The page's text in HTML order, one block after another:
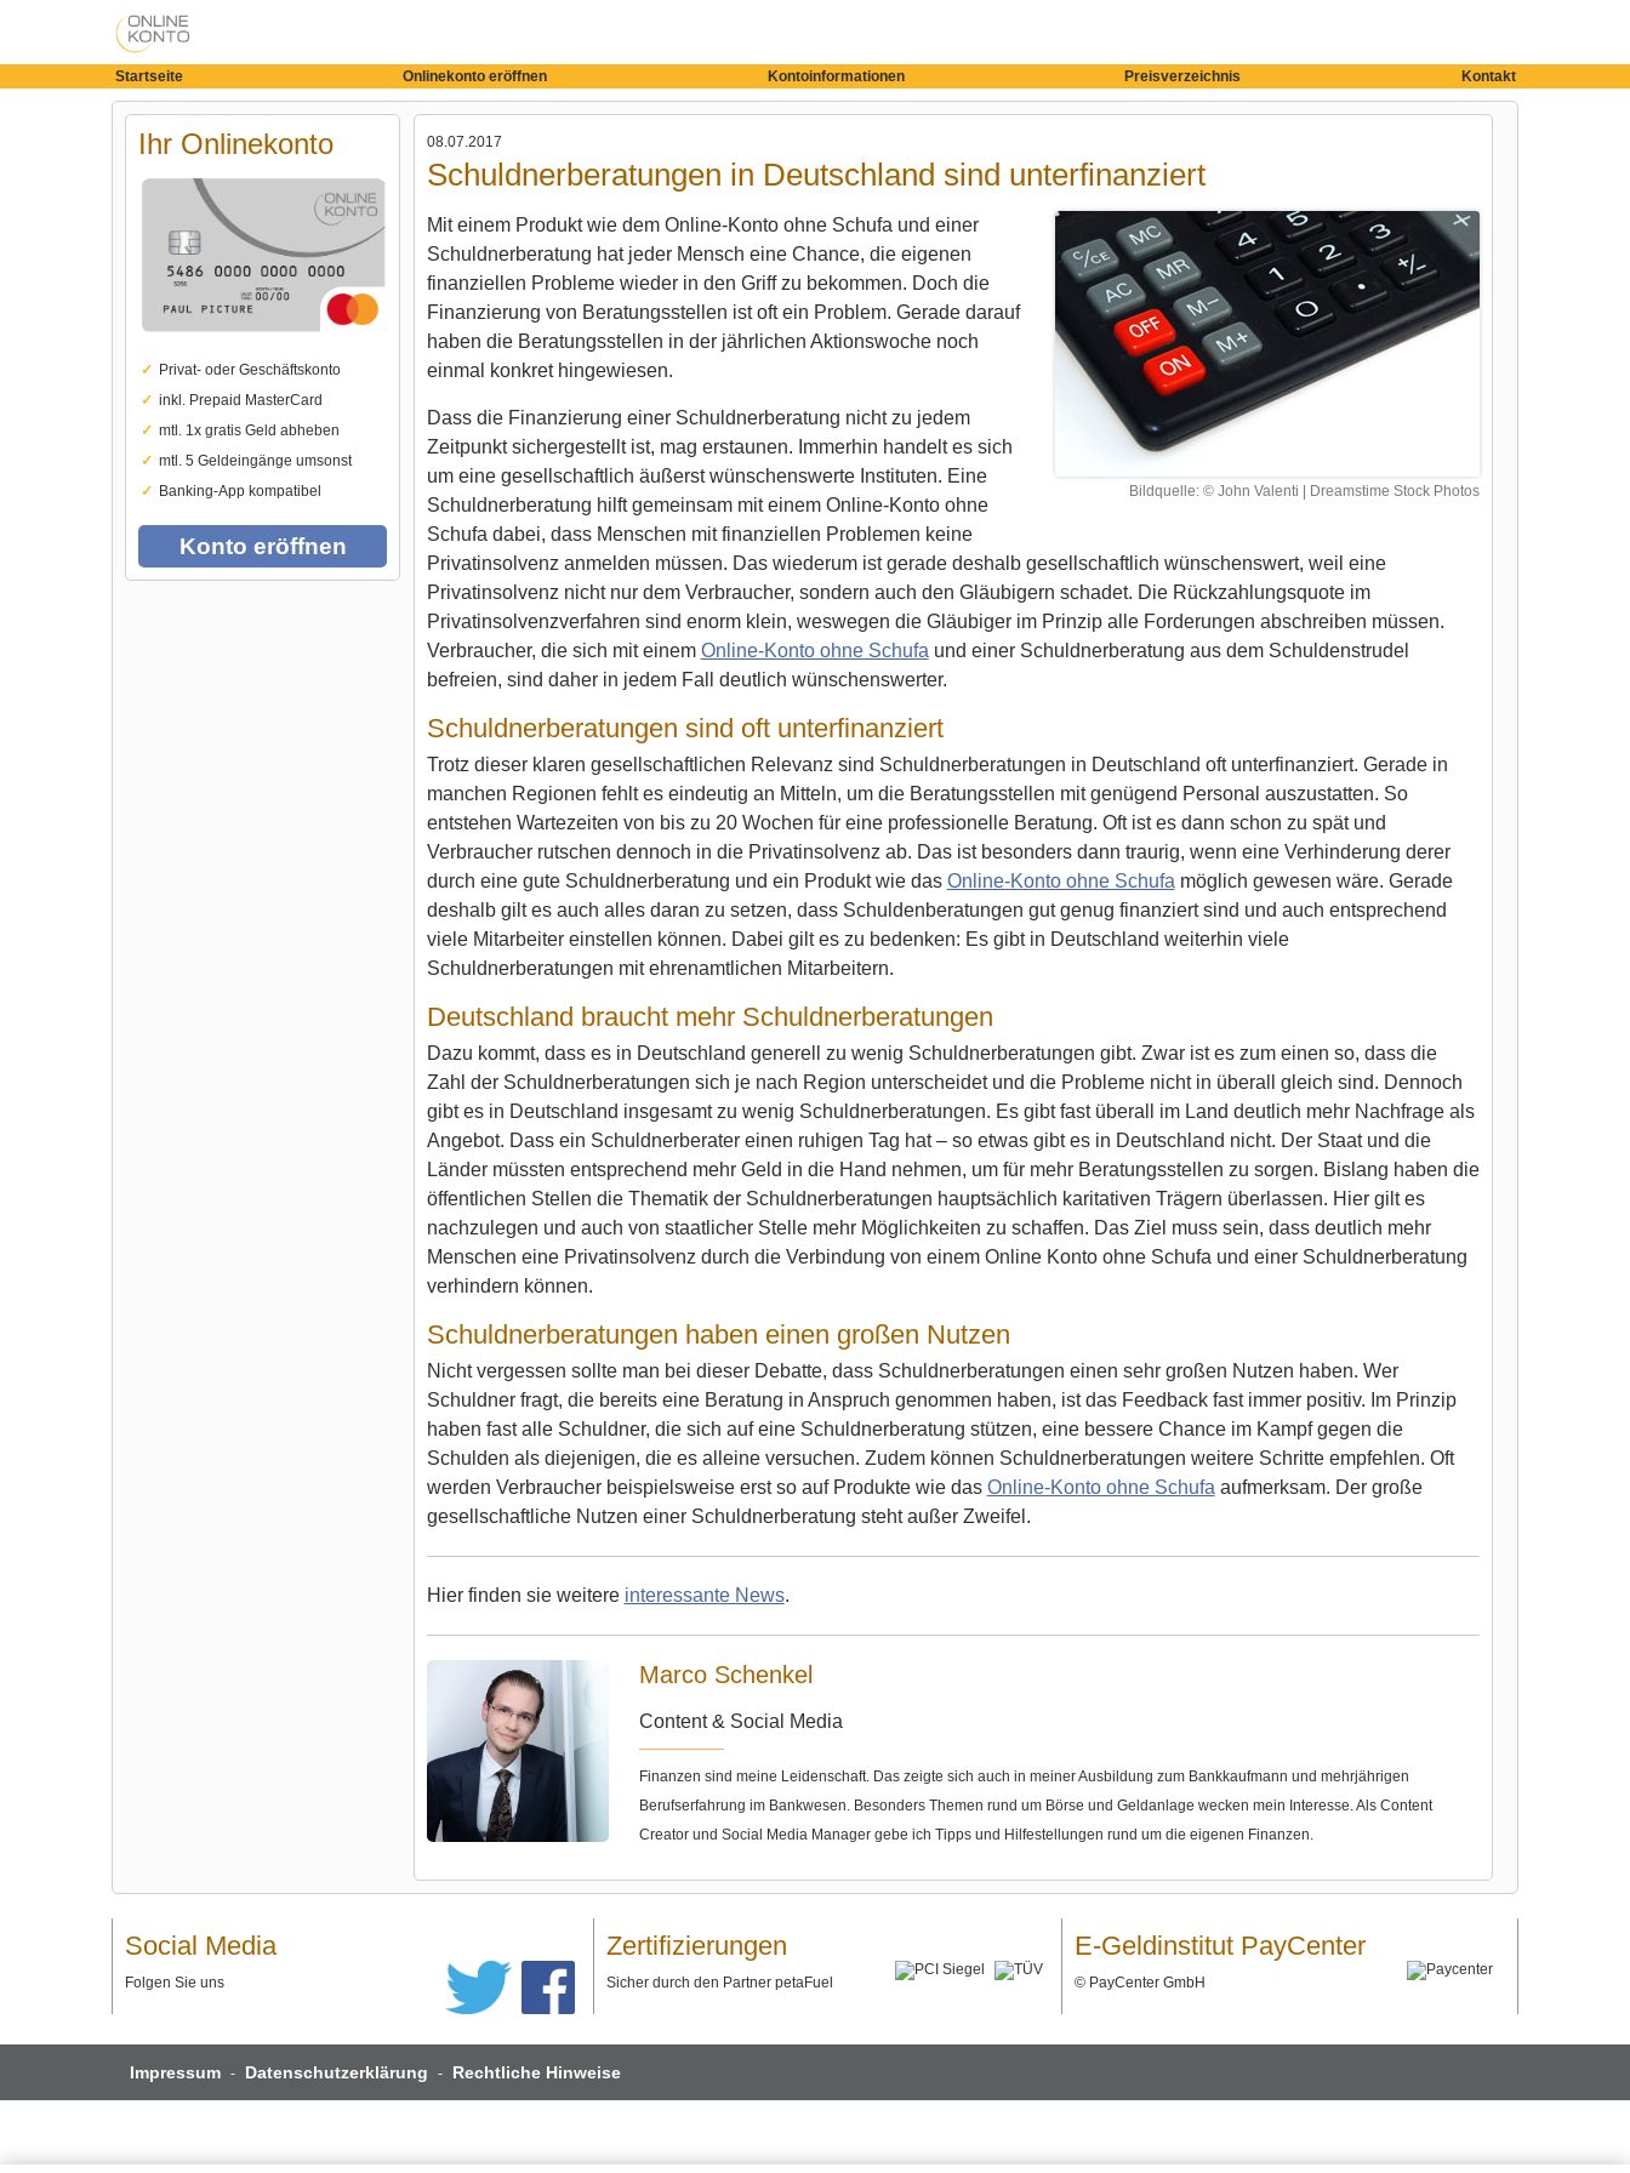
Startseite Onlinekonto eröffnen Kontoinformationen Preisverzeichnis Kontakt
Ihr Onlinekonto
Privat- oder Geschäftskonto
inkl. Prepaid MasterCard
mtl. 1x gratis Geld abheben
mtl. 5 Geldeingänge umsonst
Banking-App kompatibel
Konto eröffnen
08.07.2017
Schuldnerberatungen in Deutschland sind unterfinanziert
Bildquelle: © John Valenti | Dreamstime Stock Photos
Mit einem Produkt wie dem Online-Konto ohne Schufa und einer
Schuldnerberatung hat jeder Mensch eine Chance, die eigenen
finanziellen Probleme wieder in den Griff zu bekommen. Doch die
Finanzierung von Beratungsstellen ist oft ein Problem. Gerade darauf
haben die Beratungsstellen in der jährlichen Aktionswoche noch
einmal konkret hingewiesen.
Dass die Finanzierung einer Schuldnerberatung nicht zu jedem
Zeitpunkt sichergestellt ist, mag erstaunen. Immerhin handelt es sich
um eine gesellschaftlich äußerst wünschenswerte Instituten. Eine
Schuldnerberatung hilft gemeinsam mit einem Online-Konto ohne
Schufa dabei, dass Menschen mit finanziellen Problemen keine
Privatinsolvenz anmelden müssen. Das wiederum ist gerade deshalb gesellschaftlich wünschenswert, weil eine
Privatinsolvenz nicht nur dem Verbraucher, sondern auch den Gläubigern schadet. Die Rückzahlungsquote im
Privatinsolvenzverfahren sind enorm klein, weswegen die Gläubiger im Prinzip alle Forderungen abschreiben müssen.
Verbraucher, die sich mit einem Online-Konto ohne Schufa und einer Schuldnerberatung aus dem Schuldenstrudel
befreien, sind daher in jedem Fall deutlich wünschenswerter.
Schuldnerberatungen sind oft unterfinanziert
Trotz dieser klaren gesellschaftlichen Relevanz sind Schuldnerberatungen in Deutschland oft unterfinanziert. Gerade in
manchen Regionen fehlt es eindeutig an Mitteln, um die Beratungsstellen mit genügend Personal auszustatten. So
entstehen Wartezeiten von bis zu 20 Wochen für eine professionelle Beratung. Oft ist es dann schon zu spät und
Verbraucher rutschen dennoch in die Privatinsolvenz ab. Das ist besonders dann traurig, wenn eine Verhinderung derer
durch eine gute Schuldnerberatung und ein Produkt wie das Online-Konto ohne Schufa möglich gewesen wäre. Gerade
deshalb gilt es auch alles daran zu setzen, dass Schuldenberatungen gut genug finanziert sind und auch entsprechend
viele Mitarbeiter einstellen können. Dabei gilt es zu bedenken: Es gibt in Deutschland weiterhin viele
Schuldnerberatungen mit ehrenamtlichen Mitarbeitern.
Deutschland braucht mehr Schuldnerberatungen
Dazu kommt, dass es in Deutschland generell zu wenig Schuldnerberatungen gibt. Zwar ist es zum einen so, dass die
Zahl der Schuldnerberatungen sich je nach Region unterscheidet und die Probleme nicht in überall gleich sind. Dennoch
gibt es in Deutschland insgesamt zu wenig Schuldnerberatungen. Es gibt fast überall im Land deutlich mehr Nachfrage als
Angebot. Dass ein Schuldnerberater einen ruhigen Tag hat – so etwas gibt es in Deutschland nicht. Der Staat und die
Länder müssten entsprechend mehr Geld in die Hand nehmen, um für mehr Beratungsstellen zu sorgen. Bislang haben die
öffentlichen Stellen die Thematik der Schuldnerberatungen hauptsächlich karitativen Trägern überlassen. Hier gilt es
nachzulegen und auch von staatlicher Stelle mehr Möglichkeiten zu schaffen. Das Ziel muss sein, dass deutlich mehr
Menschen eine Privatinsolvenz durch die Verbindung von einem Online Konto ohne Schufa und einer Schuldnerberatung
verhindern können.
Schuldnerberatungen haben einen großen Nutzen
Nicht vergessen sollte man bei dieser Debatte, dass Schuldnerberatungen einen sehr großen Nutzen haben. Wer
Schuldner fragt, die bereits eine Beratung in Anspruch genommen haben, ist das Feedback fast immer positiv. Im Prinzip
haben fast alle Schuldner, die sich auf eine Schuldnerberatung stützen, eine bessere Chance im Kampf gegen die
Schulden als diejenigen, die es alleine versuchen. Zudem können Schuldnerberatungen weitere Schritte empfehlen. Oft
werden Verbraucher beispielsweise erst so auf Produkte wie das Online-Konto ohne Schufa aufmerksam. Der große
gesellschaftliche Nutzen einer Schuldnerberatung steht außer Zweifel.
Hier finden sie weitere interessante News.
Marco Schenkel
Content & Social Media
Finanzen sind meine Leidenschaft. Das zeigte sich auch in meiner Ausbildung zum Bankkaufmann und mehrjährigen
Berufserfahrung im Bankwesen. Besonders Themen rund um Börse und Geldanlage wecken mein Interesse. Als Content
Creator und Social Media Manager gebe ich Tipps und Hilfestellungen rund um die eigenen Finanzen.
Social Media
Folgen Sie uns
Zertifizierungen
Sicher durch den Partner petaFuel
E-Geldinstitut PayCenter
© PayCenter GmbH
Impressum - Datenschutzerklärung - Rechtliche Hinweise